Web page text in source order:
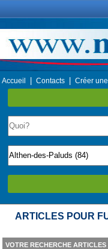
Accueil Contacts Créer
ARTICLES POUR
VOTRE RECHERCHE